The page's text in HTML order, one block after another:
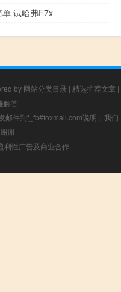
单 试哈弗F7x
by 网站分类目录 | 精选推荐文章 |
解答
邮件到f_fb#foxmail.com说明，我们
谢
利性广告及商业合作